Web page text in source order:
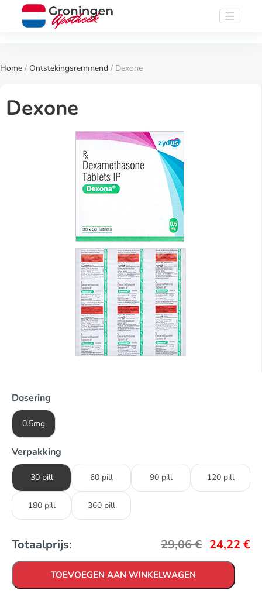
Home / Ontstekingsremmend / Dexone
Dexone
Dosering
0.5mg
Verpakking
30 pill 60 pill 90 pill 120 pill
180 pill 360 pill
Totaalprijs: 29,06€ 24,22 €
TOEVOEGEN AAN WINKELWAGEN